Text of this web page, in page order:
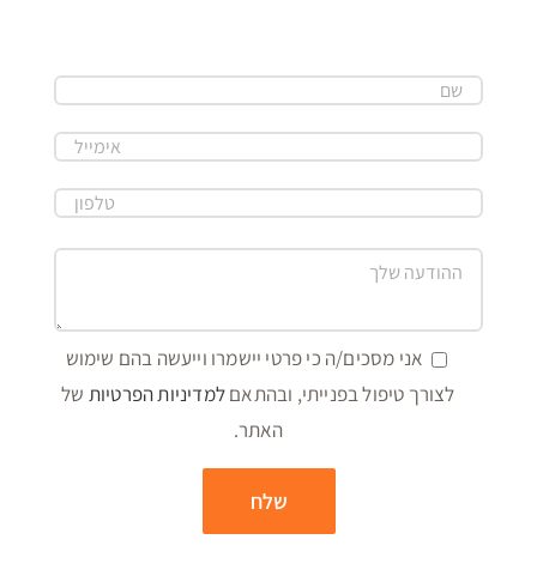
אני מסכים/ה כי פרטי יישמרו וייעשה בהם שימוש
לצורך טיפול בפנייתי, ובהתאםלמדיניות הפרטיות של
האתר.